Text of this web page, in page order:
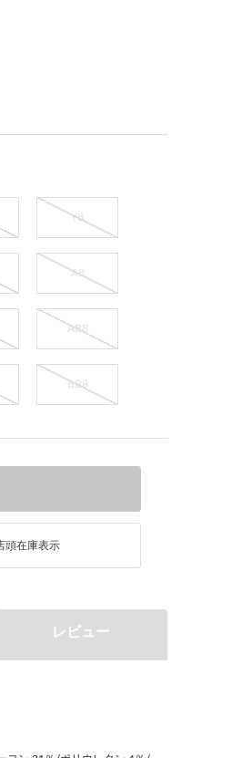
Y8
A8
AB8
BB8
頭在庫表示
レビュー